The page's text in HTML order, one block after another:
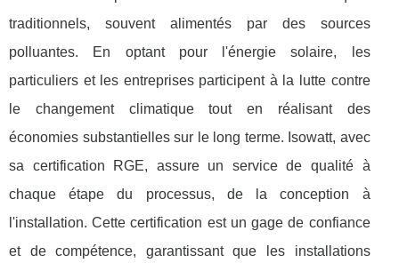
traditionnels, souvent alimentés par des sources
polluantes. En optant pour l'énergie solaire, les
particuliers et les entreprises participent à la lutte contre
le changement climatique tout en réalisant des
économies substantielles sur le long terme. Isowatt, avec
sa certification RGE, assure un service de qualité à
chaque étape du processus, de la conception à
l'installation. Cette certification est un gage de confiance
et de compétence, garantissant que les installations